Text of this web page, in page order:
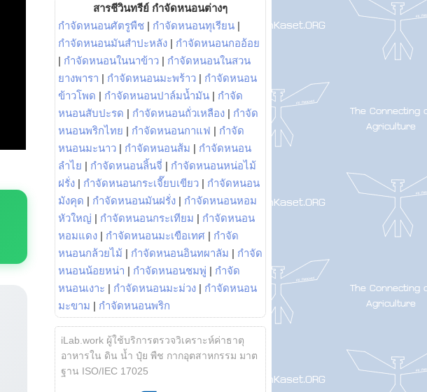
สารชีวินทรีย์ กำจัดหนอนต่างๆ
กำจัดหนอนศัตรูพืช | กำจัดหนอนทุเรียน |
กำจัดหนอนมันสำปะหลัง | กำจัดหนอนกออ้อย
| กำจัดหนอนในนาข้าว | กำจัดหนอนในสวน
ยางพารา | กำจัดหนอนมะพร้าว | กำจัดหนอน
ข้าวโพด | กำจัดหนอนปาล์มน้ำมัน | กำจัด
หนอนสับปะรด | กำจัดหนอนถั่วเหลือง | กำจัด
หนอนพริกไทย | กำจัดหนอนกาแฟ | กำจัด
หนอนมะนาว | กำจัดหนอนส้ม | กำจัดหนอน
ลำไย | กำจัดหนอนลิ้นจี่ | กำจัดหนอนหน่อไม้
ฝรั่ง | กำจัดหนอนกระเจี๊ยบเขียว | กำจัดหนอน
มังคุด | กำจัดหนอนมันฝรั่ง | กำจัดหนอนหอม
หัวใหญ่ | กำจัดหนอนกระเทียม | กำจัดหนอน
หอมแดง | กำจัดหนอนมะเขือเทศ | กำจัด
หนอนกล้วยไม้ | กำจัดหนอนอินทผาลัม | กำจัด
หนอนน้อยหน่า | กำจัดหนอนชมพู่ | กำจัด
หนอนเงาะ | กำจัดหนอนมะม่วง | กำจัดหนอน
มะขาม | กำจัดหนอนพริก
iLab.work ผู้ใช้บริการตรวจวิเคราะห์ค่าธาตุ
อาหารใน ดิน น้ำ ปุ๋ย พืช กากอุตสาหกรรม มาต
ฐาน ISO/IEC 17025